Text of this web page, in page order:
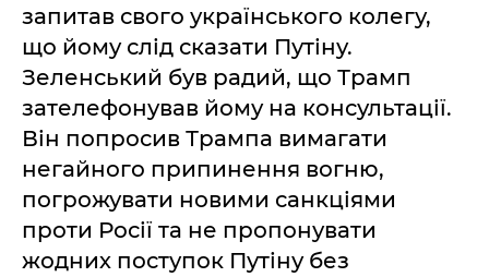
запитав свого українського колегу,
що йому слід сказати Путіну.
Зеленський був радий, що Трамп
зателефонував йому на консультації.
Він попросив Трампа вимагати
негайного припинення вогню,
погрожувати новими санкціями
проти Росії та не пропонувати
жодних поступок Путіну без